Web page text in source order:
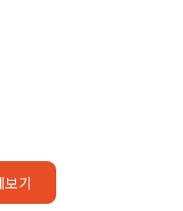
보기